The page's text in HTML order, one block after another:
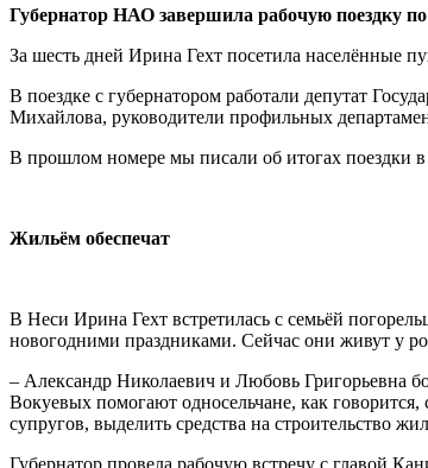
Губернатор НАО завершила рабочую поездку по
За шесть дней Ирина Гехт посетила населённые
В поездке с губернатором работали депутат
Михайлова, руководители профильных
В прошлом номере мы писали об итогах поездки
Жильём обеспечат
В Неси Ирина Гехт встретилась с семьёй
новогодними праздниками. Сейчас они живут у
– Александр Николаевич и Любовь Григорьевна
Вокуевых помогают односельчане, как
супругов, выделить средства на строительство
Губернатор провела рабочую встречу с главой